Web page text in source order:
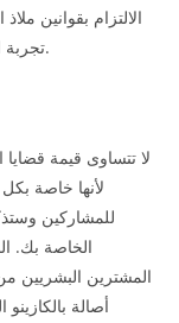
الالتزام بقوانين
تجربة اللعب دون القلق بشأن ملاذ معلوماتهم الشخصية.
لا تتساوى قيمة
لأنها خاصة
للمشاركين
الخاصة بك.
المشترين البشريين
أصالة